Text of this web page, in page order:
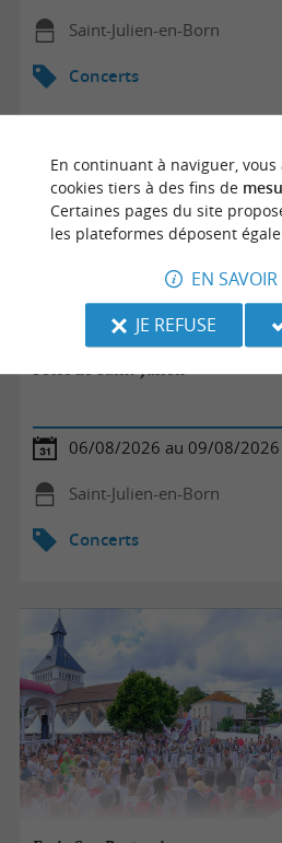
Saint-Julien-en-Born
Concerts
Fêtes de Saint-Julien
06/08/2026 au 09/08/2026
Saint-Julien-en-Born
Concerts
En continuant à naviguer,
cookies tiers à des fins de
Certaines pages du site
les plateformes déposent
EN
JE REFUSE